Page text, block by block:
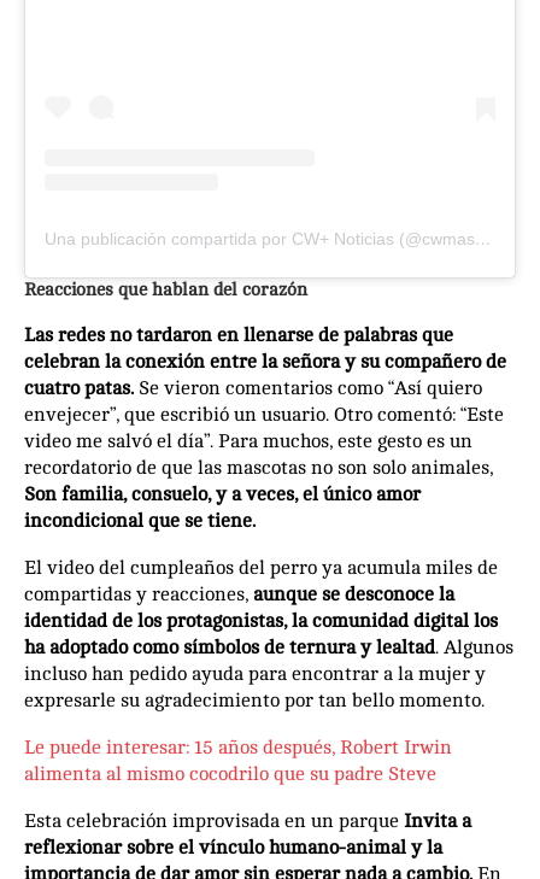
Una publicación compartida por CW+ Noticias (@cwmasnoticias)
Reacciones que hablan del corazón
Las redes no tardaron en llenarse de palabras que
celebran la conexión entre la señora y su compañero de
cuatro patas. Se vieron comentarios como “Así quiero
envejecer”, que escribió un usuario. Otro comentó: “Este
video me salvó el día”. Para muchos, este gesto es un
recordatorio de que las mascotas no son solo animales,
Son familia, consuelo, y a veces, el único amor
incondicional que se tiene.
El video del cumpleaños del perro ya acumula miles de
compartidas y reacciones, aunque se desconoce la
identidad de los protagonistas, la comunidad digital los
ha adoptado como símbolos de ternura y lealtad. Algunos
incluso han pedido ayuda para encontrar a la mujer y
expresarle su agradecimiento por tan bello momento.
Le puede interesar: 15 años después, Robert Irwin
alimenta al mismo cocodrilo que su padre Steve
Esta celebración improvisada en un parque Invita a
reflexionar sobre el vínculo humano-animal y la
importancia de dar amor sin esperar nada a cambio. En